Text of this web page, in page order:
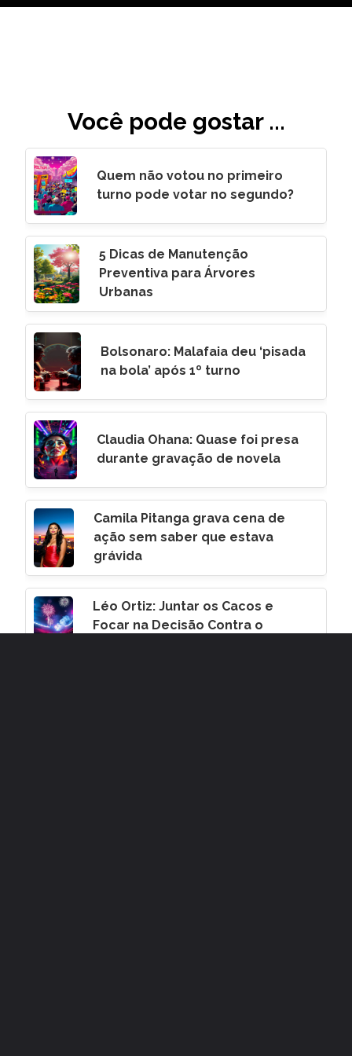
Você pode gostar ...
Quem não votou no primeiro
turno pode votar no segundo?
5 Dicas de Manutenção
Preventiva para Árvores
Urbanas
Bolsonaro: Malafaia deu ‘pisada
na bola’ após 1º turno
Claudia Ohana: Quase foi presa
durante gravação de novela
Camila Pitanga grava cena de
ação sem saber que estava
grávida
Léo Ortiz: Juntar os Cacos e
Focar na Decisão Contra o